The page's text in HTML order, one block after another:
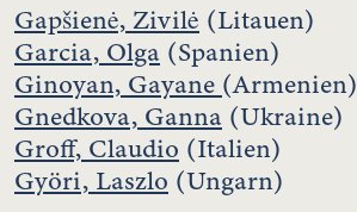
Gapšienė, Zivilė (Litauen)
Garcia, Olga (Spanien)
Ginoyan, Gayane (Armenien)
Gnedkova, Ganna (Ukraine)
Groff, Claudio (Italien)
Györi, Laszlo (Ungarn)